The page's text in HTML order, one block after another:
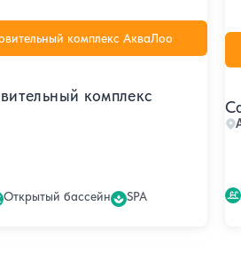
комплекс
Открытый бассейн SPA
комплекс АкваЛоо